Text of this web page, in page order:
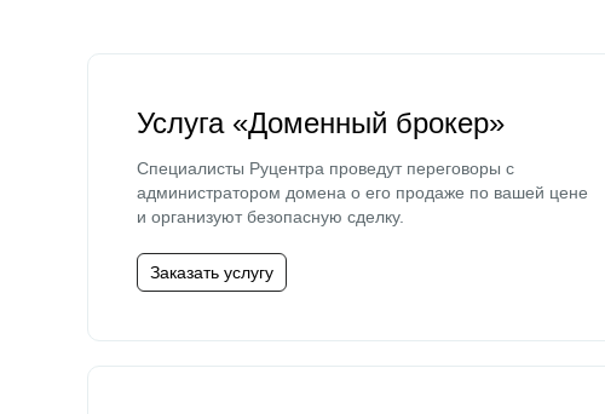
Услуга «Доменный брокер»
Специалисты Руцентра проведут переговоры с
администратором домена о его продаже по вашей цене
и организуют безопасную сделку.
Заказать услугу